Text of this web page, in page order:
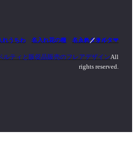
れうちわ 名入れ花の種 名入れタオル
マッチ／ライター
ルティと販促品販売のフレアデザインAll
rights reserved.